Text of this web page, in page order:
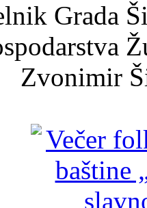
Grada
Zvonimir